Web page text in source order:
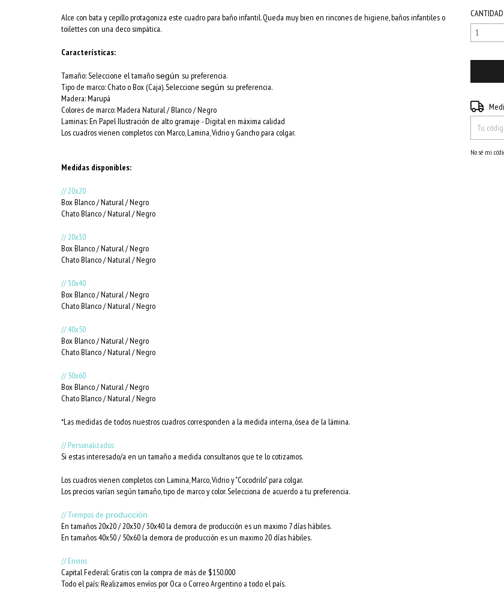
Alce con bata y cepillo protagoniza este cuadro para baño infantil. Queda muy bien en rincones de higiene, baños infantiles o
toilettes con una deco simpática.
Características:
Tamaño: Seleccione el tamañosegún su preferencia.
Tipo de marco: Chato o Box (Caja). Seleccione según su preferencia.
Madera: Marupá
Colores de marco:Madera Natural / Blanco / Negro
Laminas: En Papel Ilustración de alto gramaje - Digital en máxima calidad
Los cuadros vienen completos con Marco, Lamina, Vidrio y Gancho para colgar.
Medidas disponibles:
// 20x20
Box Blanco / Natural / Negro
Chato Blanco / Natural / Negro
// 20x30
Box Blanco / Natural / Negro
Chato Blanco / Natural / Negro
// 30x40
Box Blanco / Natural / Negro
Chato Blanco / Natural / Negro
// 40x50
Box Blanco / Natural / Negro
Chato Blanco / Natural / Negro
// 50x60
Box Blanco / Natural / Negro
Chato Blanco / Natural / Negro
*Las medidas de todos nuestros cuadros corresponden a la medida interna, ósea de la lámina.
// Personalizados
Si estas interesado/a en un tamaño a medida consultanos que te lo cotizamos.
Los cuadros vienen completos con Lamina, Marco, Vidrio y "Cocodrilo" para colgar.
Los precios varían según tamaño, tipo de marco y color. Selecciona de acuerdo a tu preferencia.
// Tiempos de producción
En tamaños 20x20 / 20x30 / 30x40 la demora de producción es un maximo 7 días hábiles.
En tamaños 40x50 / 50x60 la demora de producción es un maximo 20 días hábiles.
// Envios
Capital Federal: Gratis con la compra de más de $150.000
Todo el país: Realizamos envíos por Oca o Correo Argentino a todo el país.
CANTIDAD
Entregas
No sé mi